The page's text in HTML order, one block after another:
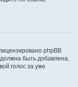
phpBB
быть добавлена,
голос за уже